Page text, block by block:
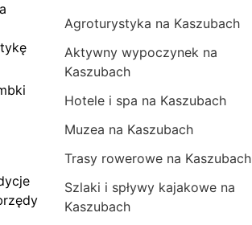
Agroturystyka na Kaszubach
Aktywny wypoczynek na
Kaszubach
Hotele i spa na Kaszubach
Muzea na Kaszubach
Trasy rowerowe na Kaszubach
Szlaki i spływy kajakowe na
Kaszubach